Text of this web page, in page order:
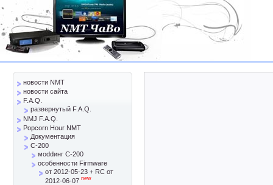
новости NMT
новости сайта
F.A.Q.
развернутый F.A.Q.
NMJ F.A.Q.
Popcorn Hour NMT
Документация
C-200
моddинг C-200
особенности Firmware
от 2012-05-23 + RC от
2012-06-07 new